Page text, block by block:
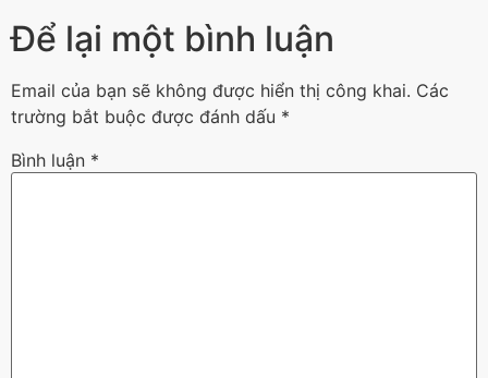
Để lại một bình luận
Email của bạn sẽ không được hiển thị công khai. Các
trường bắt buộc được đánh dấu *
Bình luận *